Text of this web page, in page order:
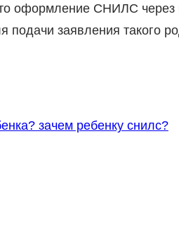
оформление СНИЛС через
подачи заявления такого
зачем ребенку снилс?